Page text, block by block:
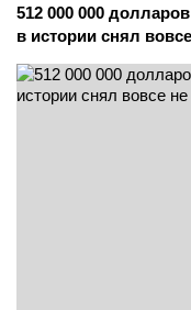
512 000 000
в истории снял